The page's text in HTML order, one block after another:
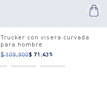
Trucker con visera curvada
para hombre
$ 109.900$ 71.435